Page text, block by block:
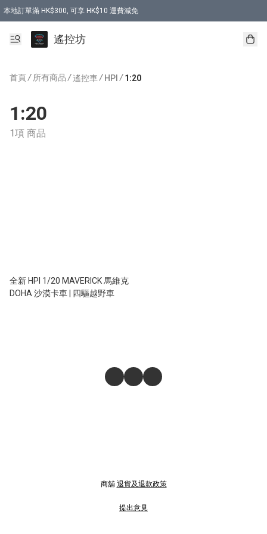
本地訂單滿 HK$300, 可享 HK$10 運費減免
購買 7.6V 6500mah 70C 電池 送 7.6V USB充電器
遙控坊
首頁/ 所有商品 /遙控車/ HPI / 1:20
1:20
1項 商品
全新 HPI 1/20 MAVERICK 馬維克
DOHA 沙漠卡車 | 四驅越野車
商舖 退貨及退款政策
提出意見